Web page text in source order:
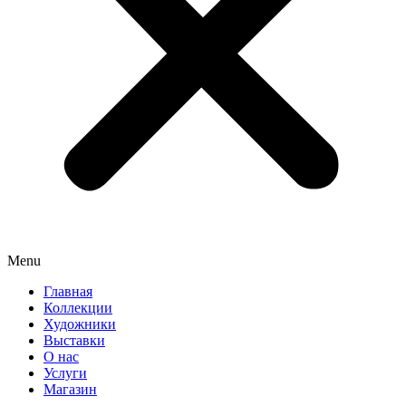
Menu
Главная
Коллекции
Художники
Выставки
О нас
Услуги
Магазин